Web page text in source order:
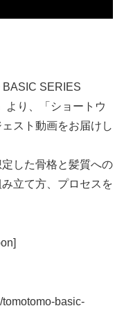
BASIC SERIES
より、「ショートウ
スト動画をお届けし
した骨格と髪質への
立て方、プロセスを
basic-